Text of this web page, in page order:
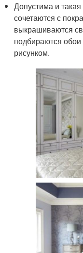
Допустима и
сочетаются с
выкрашиваются
подбираются
рисунком.